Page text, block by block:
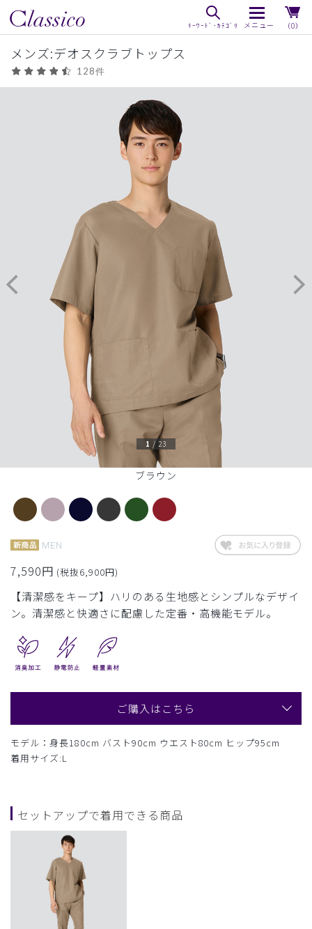
（0）
メンズ:デオスクラブトップス
128件
ブラウン
1 /23
MEN
7,590円 (税抜6,900円)
【清潔感をキープ】ハリのある生地感とシンプルなデザイ
ン。清潔感と快適さに配慮した定番・高機能モデル。
ご購入はこちら
モデル：身長180cm バスト90cm ウエスト80cm ヒップ95cm
着用サイズ:L
セットアップで着用できる商品